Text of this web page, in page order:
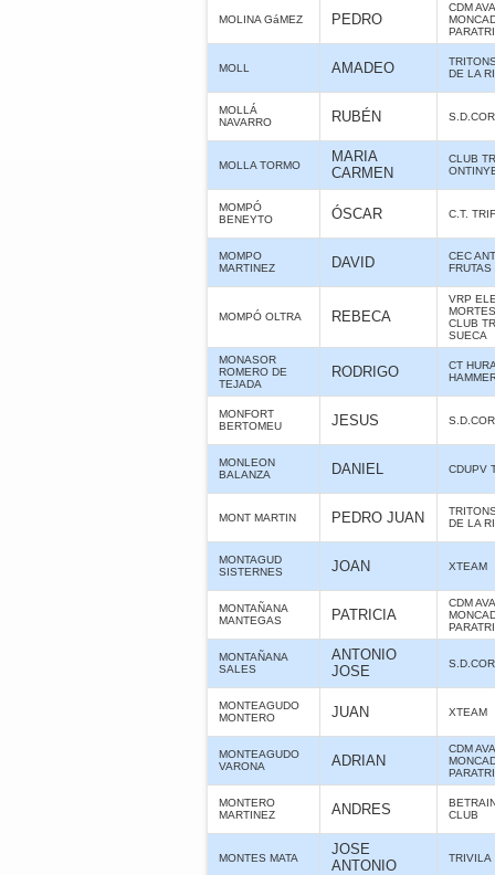
MOLINA GáMEZ PEDRO
CDM
MOLL AMADEO
DE LA
MOLLÁ
NAVARRO
RUBÉN
MOLLA TORMO
MARIA
CARMEN
CLUB
MOMPÓ
BENEYTO
ÓSCAR C.T.
MOMPO
MARTINEZ
DAVID
CEC
MOMPÓ OLTRA REBECA
VRP
CLUB
SUECA
MONASOR
ROMERO DE
TEJADA
RODRIGO
CT
MONFORT
BERTOMEU
JESUS
MONLEON
BALANZA
DANIEL CDUPV
MONT MARTIN PEDRO JUAN
DE LA
MONTAGUD
SISTERNES
JOAN XTEAM
MONTAÑANA
MANTEGAS
PATRICIA
CDM
MONTAÑANA
SALES
ANTONIO
JOSE
MONTEAGUDO
MONTERO
JUAN XTEAM
MONTEAGUDO
VARONA
ADRIAN
CDM
MONTERO
MARTINEZ
ANDRES
CLUB
MONTES MATA
JOSE
ANTONIO
TRIVILA